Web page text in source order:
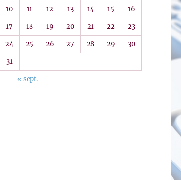
10 11 12 13 14 15 16
17 18 19 20 21 22 23
24 25 26 27 28 29 30
31
« sept.